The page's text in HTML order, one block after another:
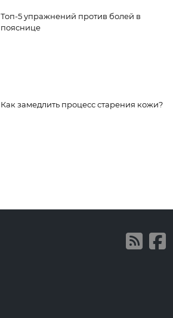
Топ-5 упражнений против болей в
пояснице
Как замедлить процесс старения кожи?